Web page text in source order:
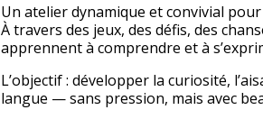
Un atelier dynamique et convivial
À travers des jeux, des défis, des
apprennent à comprendre et à
L’objectif : développer la curiosité,
langue — sans pression, mais avec